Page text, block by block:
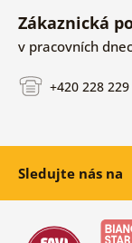
Zákaznická
v pracovních
+420 228
Sledujte nás na